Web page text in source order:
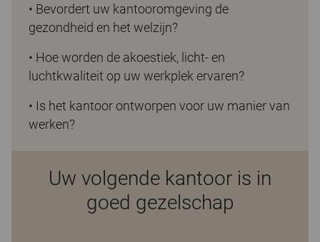
• Bevordert uw kantooromgeving de
gezondheid en het welzijn?
• Hoe worden de akoestiek, licht- en
luchtkwaliteit op uw werkplek ervaren?
• Is het kantoor ontworpen voor uw manier van
werken?
Uw volgende kantoor is in
goed gezelschap